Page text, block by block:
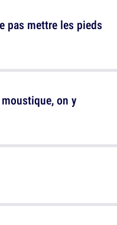
pas mettre les pieds
on y